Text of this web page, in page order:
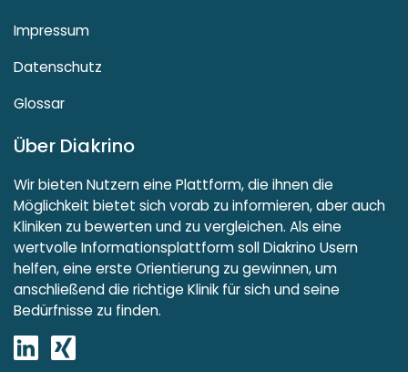
Impressum
Datenschutz
Glossar
Über Diakrino
Wir bieten Nutzern eine Plattform, die ihnen die
Möglichkeit bietet sich vorab zu informieren, aber auch
Kliniken zu bewerten und zu vergleichen. Als eine
wertvolle Informationsplattform soll Diakrino Usern
helfen, eine erste Orientierung zu gewinnen, um
anschließend die richtige Klinik für sich und seine
Bedürfnisse zu finden.